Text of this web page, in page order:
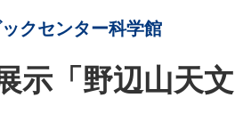
ックセンター科学館
示「野辺山天